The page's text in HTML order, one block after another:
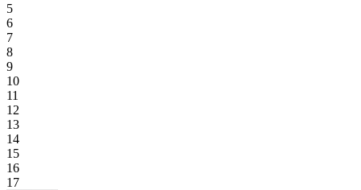
5
6
7
8
9
10
11
12
13
14
15
16
17